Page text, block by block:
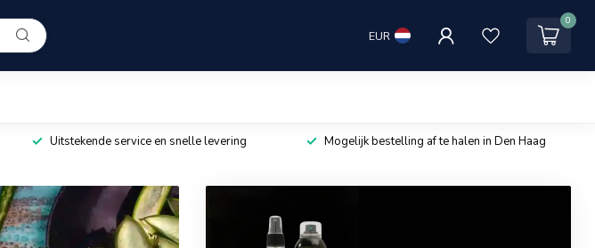
EUR
0
Uitstekende service en snelle levering Mogelijk bestelling af te halen in Den Haag